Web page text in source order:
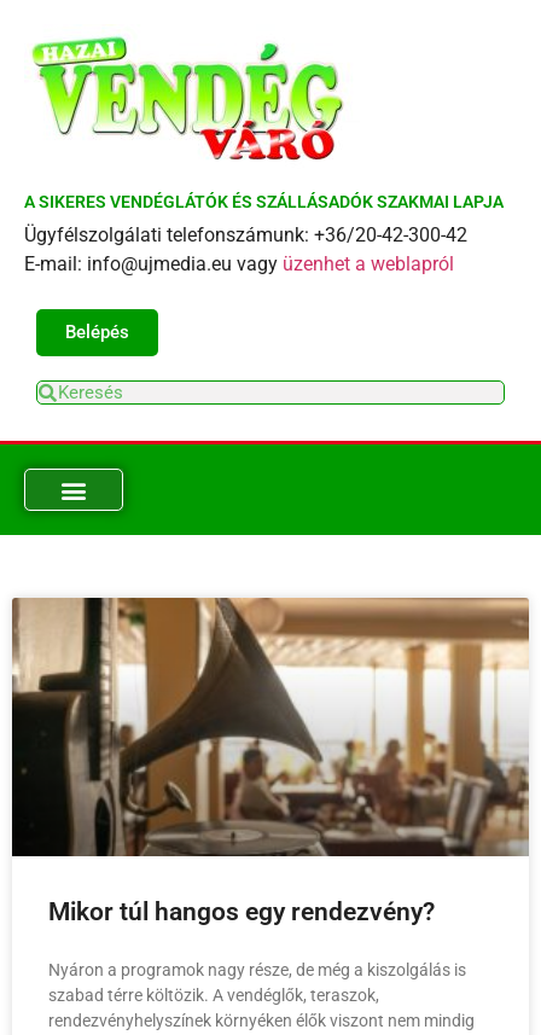
A SIKERES VENDÉGLÁTÓK ÉS SZÁLLÁSADÓK SZAKMAI LAPJA
Ügyfélszolgálati telefonszámunk: +36/20-42-300-42
E-mail: info@ujmedia.eu vagy üzenhet a weblapról
Belépés
Mikor túl hangos egy rendezvény?
Nyáron a programok nagy része, de még a kiszolgálás is
szabad térre költözik. A vendéglők, teraszok,
rendezvényhelyszínek környéken élők viszont nem mindig